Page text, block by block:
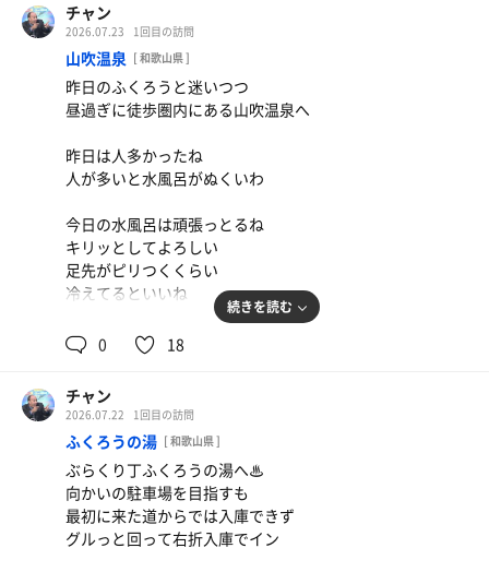
20時のロウリュでガッツリ汗を出し
ごった返すメイン水風呂を避けて
森の水風呂へドボン
サウナ室の中にある水風呂なので
からふろは時間がないので割愛しましたが
中に明かりが着いたのでしょうか？
中々ゆっくり過ごせなくなったけど
また近々、一日ダラっと堪能したい
Cセットの🍋のコロッケ？
が美味🍺
チャン
2026.07.23 1回目の訪問
山吹温泉 [ 和歌山県 ]
昨日のふくろうと迷いつつ
昼過ぎに徒歩圏内にある山吹温泉へ
昨日は人多かったね
人が多いと水風呂がぬくいわ
今日の水風呂は頑張っとるね
キリッとしてよろしい
足先がピリつくくらい
冷えてるといいね
サウナ室での常連さんの話が心地よい
脱衣場は空調が効いていて
ちゃんと冷えていて
湯上がりでもスッと汗が引きました
備え付けシャンプー類が無いので
マイ風呂セット必須です
サウナ料金は不要なのが嬉しい☺️
続きを読む
0 18
チャン
2026.07.22 1回目の訪問
ふくろうの湯 [ 和歌山県 ]
ぶらくり丁ふくろうの湯へ♨
向かいの駐車場を目指すも
最初に来た道からでは入庫できず
グルっと回って右折入庫でイン